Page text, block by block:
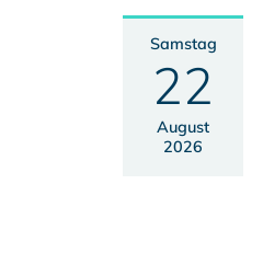
Samstag
22
August
2026